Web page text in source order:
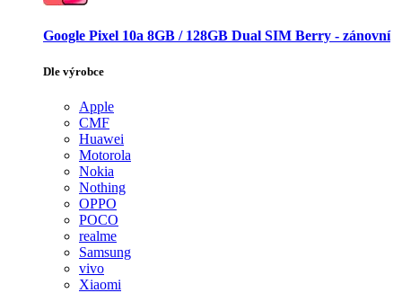
Google Pixel 10a 8GB / 128GB Dual SIM Berry - zánovní
Dle výrobce
Apple
CMF
Huawei
Motorola
Nokia
Nothing
OPPO
POCO
realme
Samsung
vivo
Xiaomi